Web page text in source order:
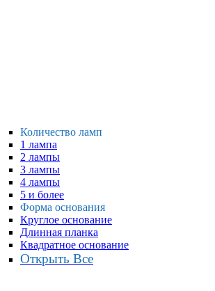
Количество ламп
1 лампа
2 лампы
3 лампы
4 лампы
5 и более
Форма основания
Круглое основание
Длинная планка
Квадратное основание
Открыть Все